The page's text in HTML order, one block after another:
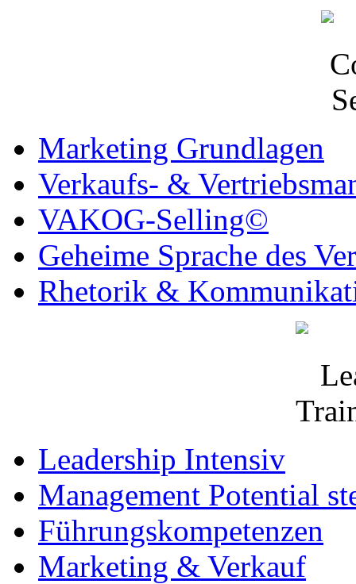
Marketing Grundlagen
Verkaufs- &
VAKOG-Selling©
Geheime Sprache des
Rhetorik &
Leadership Intensiv
Management Potential
Führungskompetenzen
Marketing & Verkauf